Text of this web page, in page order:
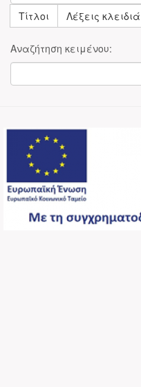
Τίτλοι
Λέξεις κλειδιά
Αναζήτηση κειμένου: